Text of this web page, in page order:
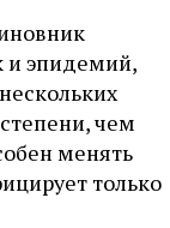
и эпидемий,
чем
менять
только